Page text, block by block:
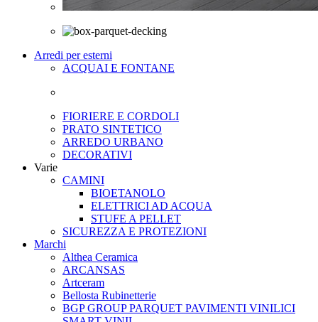
Arredi per esterni
ACQUAI E FONTANE
FIORIERE E CORDOLI
PRATO SINTETICO
ARREDO URBANO
DECORATIVI
Varie
CAMINI
BIOETANOLO
ELETTRICI AD ACQUA
STUFE A PELLET
SICUREZZA E PROTEZIONI
Marchi
Althea Ceramica
ARCANSAS
Artceram
Bellosta Rubinetterie
BGP GROUP PARQUET PAVIMENTI VINILICI